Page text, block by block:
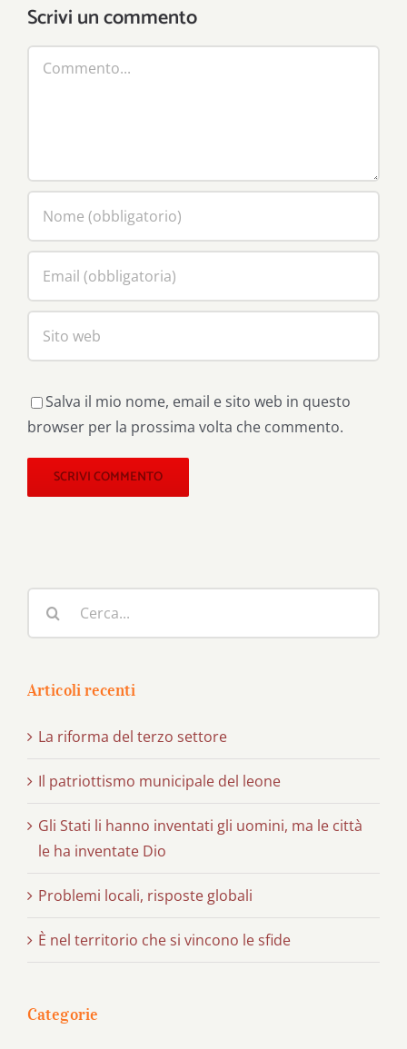
Scrivi un commento
Salva il mio nome, email e sito web in questo
browser per la prossima volta che commento.
per:
Articoli recenti
La riforma del terzo settore
Il patriottismo municipale del leone
Gli Stati li hanno inventati gli uomini, ma le città
le ha inventate Dio
Problemi locali, risposte globali
È nel territorio che si vincono le sfide
Categorie